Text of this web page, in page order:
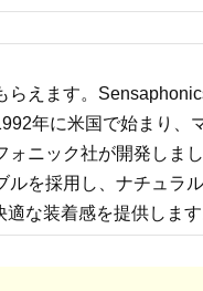
らえます。
年に米国で始まり、
ォニック社が開発しま
ルを採用し、ナチュラ
な装着感を提供します